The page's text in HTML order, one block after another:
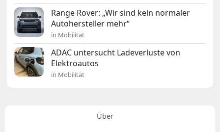
Range Rover: „Wir sind kein normaler
Autohersteller mehr“
in Mobilität
ADAC untersucht Ladeverluste von
Elektroautos
in Mobilität
Über